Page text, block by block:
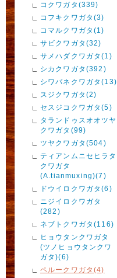
コクワガタ(339)
コフキクワガタ(3)
コマルクワガタ(1)
サビクワガタ(32)
サメハダクワガタ(1)
シカクワガタ(392)
シワバネクワガタ(13)
スジクワガタ(2)
セスジコクワガタ(5)
タランドゥスオオツヤ
クワガタ(99)
ツヤクワガタ(504)
ティアンムニセヒラタ
クワガタ
(A.tianmuxing)(7)
ドウイロクワガタ(6)
ニジイロクワガタ
(282)
ネブトクワガタ(116)
ヒョウタンクワガタ
(ツノヒョウタンクワ
ガタ)(6)
ペルークワガタ(4)